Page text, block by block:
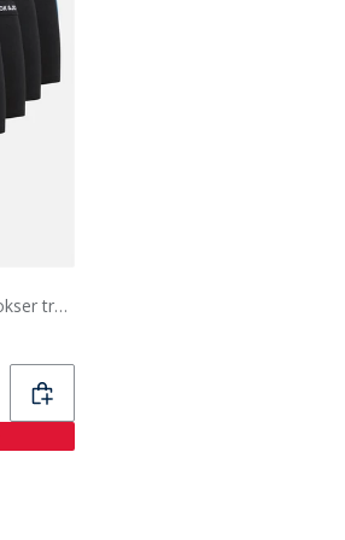
JACK & JONES Drenge ti pak bokser trusser Sort